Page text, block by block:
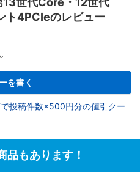
ト4PCIeのレビュー
を書く
投稿件数×500円分の値引クー
品もあります！